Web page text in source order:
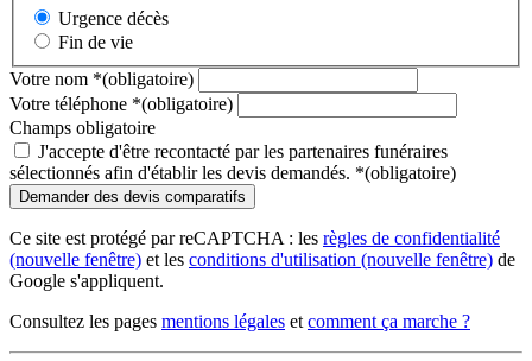
Urgence décès
Fin de vie
Votre nom *(obligatoire)
Votre téléphone *(obligatoire)
Champs obligatoire
J'accepte d'être recontacté par les partenaires funéraires
sélectionnés afin d'établir les devis demandés. *(obligatoire)
Ce site est protégé par reCAPTCHA : les règles de confidentialité
(nouvelle fenêtre) et les conditions d'utilisation (nouvelle fenêtre) de
Google s'appliquent.
Consultez les pages mentions légales et comment ça marche ?